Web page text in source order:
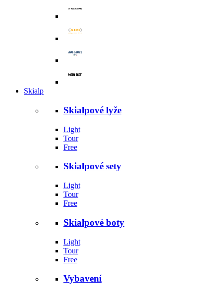
Skialp
Skialpové lyže
Light
Tour
Free
Skialpové sety
Light
Tour
Free
Skialpové boty
Light
Tour
Free
Vybavení